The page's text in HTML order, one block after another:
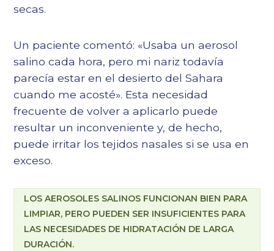
secas.
Un paciente comentó: «Usaba un aerosol
salino cada hora, pero mi nariz todavía
parecía estar en el desierto del Sahara
cuando me acosté». Esta necesidad
frecuente de volver a aplicarlo puede
resultar un inconveniente y, de hecho,
puede irritar los tejidos nasales si se usa en
exceso.
LOS AEROSOLES SALINOS FUNCIONAN BIEN PARA
LIMPIAR, PERO PUEDEN SER INSUFICIENTES PARA
LAS NECESIDADES DE HIDRATACIÓN DE LARGA
DURACIÓN.